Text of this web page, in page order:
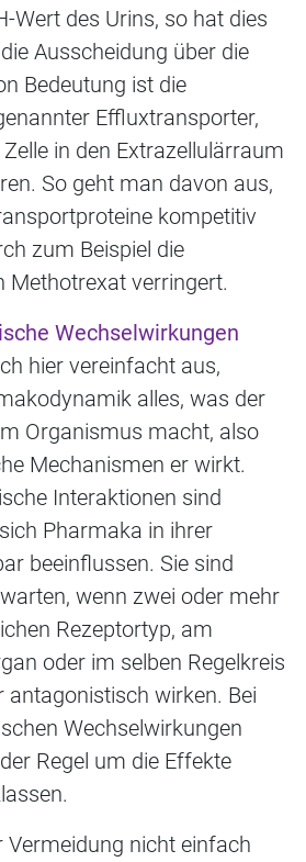
Wert des Urins, so hat dies
Ausscheidung über die
Bedeutung ist die
Effluxtransporter,
in den Extrazellulärraum
So geht man davon aus,
kompetitiv
zum Beispiel die
Methotrexat verringert.
Wechselwirkungen
hier vereinfacht aus,
alles, was der
Organismus macht, also
Mechanismen er wirkt.
Interaktionen sind
Pharmaka in ihrer
beeinflussen. Sie sind
wenn zwei oder mehr
Rezeptortyp, am
oder im selben Regelkreis
antagonistisch wirken. Bei
Wechselwirkungen
Regel um die Effekte
Vermeidung nicht einfach